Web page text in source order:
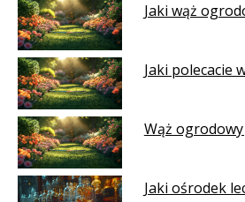
Jaki wąż
Jaki polecacie
Wąż
Jaki ośrodek